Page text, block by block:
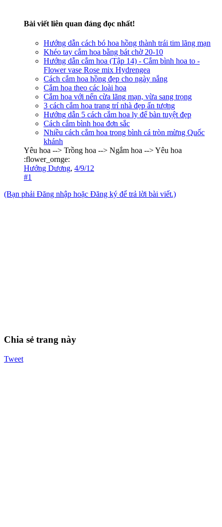
Bài viết liên quan đáng đọc nhất!
Hướng dẫn cách bó hoa hồng thành trái tim lãng mạn
Khéo tay cắm hoa bằng bát chờ 20-10
Hướng dẫn cắm hoa (Tập 14) - Cắm bình hoa to -
Flower vase Rose mix Hydrengea
Cách cắm hoa hồng đẹp cho ngày nắng
Cắm hoa theo các loài hoa
Cắm hoa với nến cừa lãng mạn, vừa sang trọng
3 cách cắm hoa trang trí nhà đẹp ấn tượng
Hướng dẫn 5 cách cắm hoa ly để bàn tuyệt đẹp
Cách cắm bình hoa đơn sắc
Nhiều cách cắm hoa trong bình cá tròn mừng Quốc
khánh
Yêu hoa --> Trồng hoa --> Ngắm hoa --> Yêu hoa
:flower_ornge:
Hướng Dương, 4/9/12
#1
(Bạn phải Đăng nhập hoặc Đăng ký để trả lời bài viết.)
Chia sẻ trang này
Tweet